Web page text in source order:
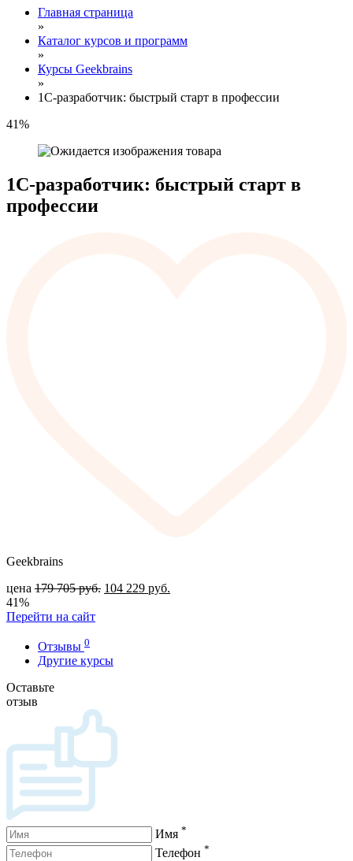
Главная страница
»
Каталог курсов и программ
»
Курсы Geekbrains
»
1C-разработчик: быстрый старт в профессии
41%
1C-разработчик: быстрый старт в
профессии
Geekbrains
цена 179 705руб. 104 229 руб.
41%
Перейти на сайт
Отзывы 0
Другие курсы
Оставьте
отзыв
Имя *
Телефон *